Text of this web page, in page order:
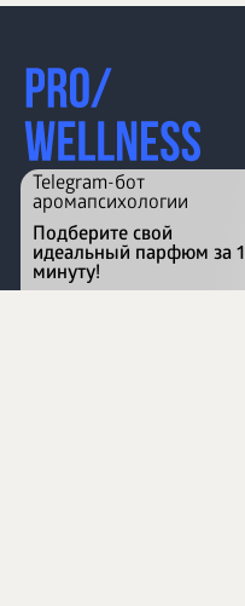
Перейти на сайт
Telegram-бот
аромапсихологии
Подберите свой
идеальный парфюм за 1
минуту!